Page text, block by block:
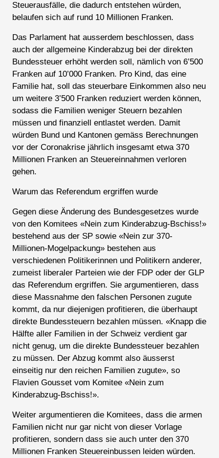
Steuerausfälle, die dadurch entstehen würden,
belaufen sich auf rund 10 Millionen Franken.
Das Parlament hat ausserdem beschlossen, dass
auch der allgemeine Kinderabzug bei der direkten
Bundessteuer erhöht werden soll, nämlich von 6’500
Franken auf 10’000 Franken. Pro Kind, das eine
Familie hat, soll das steuerbare Einkommen also neu
um weitere 3’500 Franken reduziert werden können,
sodass die Familien weniger Steuern bezahlen
müssen und finanziell entlastet werden. Damit
würden Bund und Kantonen gemäss Berechnungen
vor der Coronakrise jährlich insgesamt etwa 370
Millionen Franken an Steuereinnahmen verloren
gehen.
Warum das Referendum ergriffen wurde
Gegen diese Änderung des Bundesgesetzes wurde
von den Komitees «Nein zum Kinderabzug-Bschiss!»
bestehend aus der SP sowie «Nein zur 370-
Millionen-Mogelpackung» bestehen aus
verschiedenen Politikerinnen und Politikern anderer,
zumeist liberaler Parteien wie der FDP oder der GLP
das Referendum ergriffen. Sie argumentieren, dass
diese Massnahme den falschen Personen zugute
kommt, da nur diejenigen profitieren, die überhaupt
direkte Bundessteuern bezahlen müssen. «Knapp die
Hälfte aller Familien in der Schweiz verdient gar
nicht genug, um die direkte Bundessteuer bezahlen
zu müssen. Der Abzug kommt also äusserst
einseitig nur den reichen Familien zugute», so
Flavien Gousset vom Komitee «Nein zum
Kinderabzug-Bschiss!».
Weiter argumentieren die Komitees, dass die armen
Familien nicht nur gar nicht von dieser Vorlage
profitieren, sondern dass sie auch unter den 370
Millionen Franken Steuereinbussen leiden würden.